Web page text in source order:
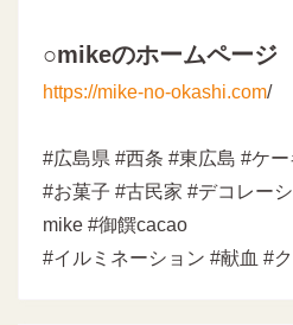
○mikeのホームページ
https://mike-no-okashi.com/
#広島県 #西条 #東広島 #ケ
#お菓子 #古民家 #デコレー
mike #御饌cacao
#イルミネーション #献血 #